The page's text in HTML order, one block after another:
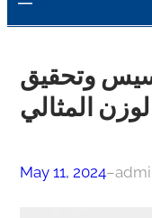
وتحقيق
الوزن المثالي
May 11, 2024–